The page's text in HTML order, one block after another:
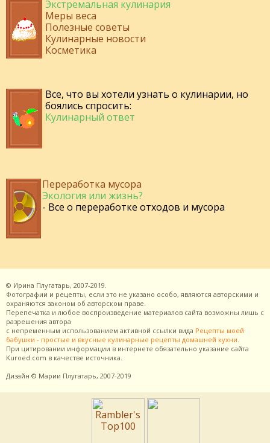
Экстремальная кулинария
Меры веса
Полезные советы
Кулинарные новости
Косметика
Все, что вы хотели узнать о кулинарии, но
боялись спросить:
Кулинарный ответ
Переработка мусора
Экология или жизнь?
- Все о переработке отходов и мусора
© Ирина Плугатарь, 2007-2019.
Фотографии и рецепты, если это не указано особо, являются авторскими и
охраняются законом об авторском праве.
Перепечатка и любое воспроизведение материалов сайта возможны лишь с
разрешения автора
с непременным использованием активной ссылки вида Рецепты моей
бабушки - простые и вкусные кулинарные рецепты домашней кухни.
При цитировании информации в интернете обязательно указание сайта
Kuroed.com в качестве источника.
Дизайн © Марии Плугатарь, 2007-2019